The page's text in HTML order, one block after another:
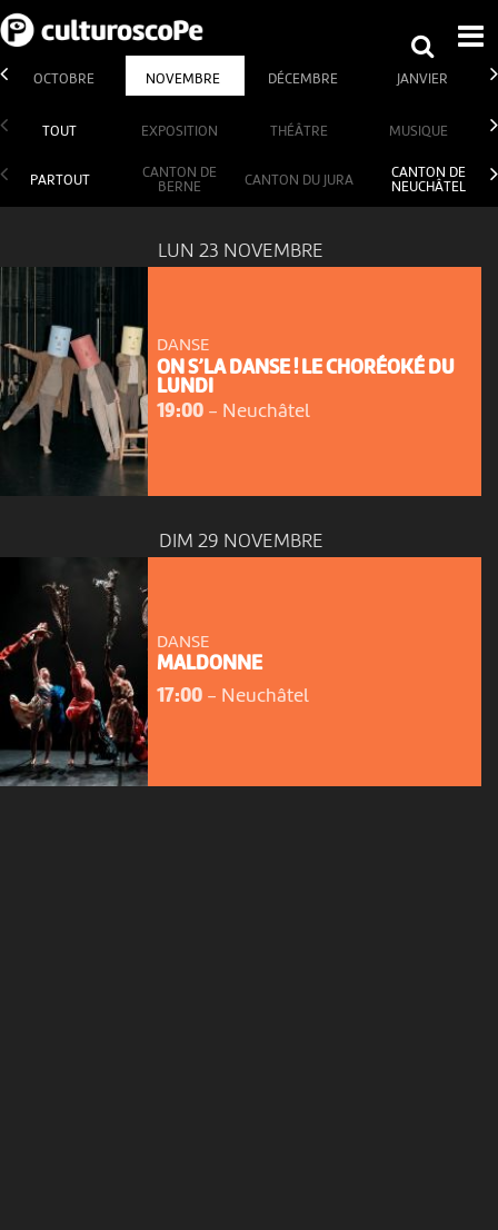
OCTOBRE NOVEMBRE DÉCEMBRE JANVIER
TOUT EXPOSITION THÉÂTRE MUSIQUE
PARTOUT
CANTON DE
BERNE
CANTON DU JURA
CANTON DE
NEUCHÂTEL
LUN 23 NOVEMBRE
DANSE
ON S’LA DANSE ! LE CHORÉOKÉ DU
LUNDI
19:00- Neuchâtel
DIM 29 NOVEMBRE
DANSE
MALDONNE
17:00- Neuchâtel